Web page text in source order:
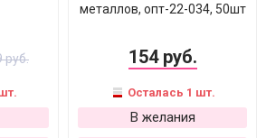
руб.
металлов, опт-22-034, 50шт
154 руб.
Осталась 1 шт.
В желания